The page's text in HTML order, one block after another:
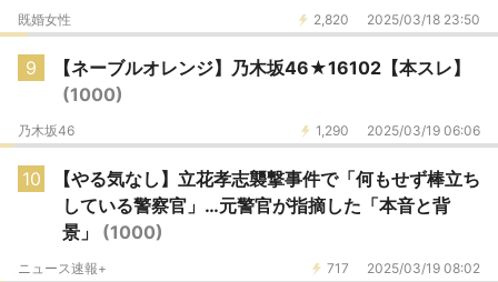
2,820 2025/03/18 23:50
既婚女性
9
【ネーブルオレンジ】乃木坂46★16102【本スレ】
(1000)
1,290 2025/03/19 06:06
乃木坂46
10
【やる気なし】立花孝志襲撃事件で「何もせず棒立ち
している警察官」…元警官が指摘した「本音と背
景」 (1000)
717 2025/03/19 08:02
ニュース速報+